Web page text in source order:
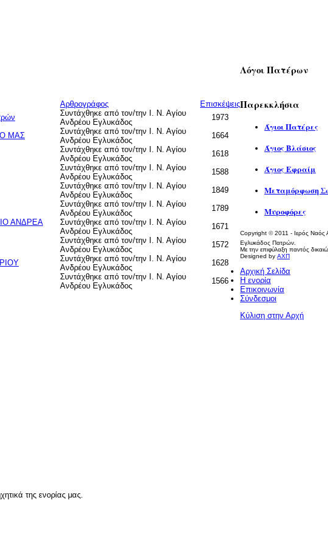
Αρθρογράφος
Επισκέψεις
Συντάχθηκε από τον/την Ι. Ν. Αγίου
Ανδρέου Εγλυκάδος
1973
ΜΑΣ
Συντάχθηκε από τον/την Ι. Ν. Αγίου
Ανδρέου Εγλυκάδος
1664
Συντάχθηκε από τον/την Ι. Ν. Αγίου
Ανδρέου Εγλυκάδος
1618
Συντάχθηκε από τον/την Ι. Ν. Αγίου
Ανδρέου Εγλυκάδος
1588
Συντάχθηκε από τον/την Ι. Ν. Αγίου
Ανδρέου Εγλυκάδος
1849
Συντάχθηκε από τον/την Ι. Ν. Αγίου
Ανδρέου Εγλυκάδος
1789
ΑΝΔΡΕΑ
Συντάχθηκε από τον/την Ι. Ν. Αγίου
Ανδρέου Εγλυκάδος
1671
Συντάχθηκε από τον/την Ι. Ν. Αγίου
Ανδρέου Εγλυκάδος
1572
Συντάχθηκε από τον/την Ι. Ν. Αγίου
Ανδρέου Εγλυκάδος
1628
Συντάχθηκε από τον/την Ι. Ν. Αγίου
Ανδρέου Εγλυκάδος
1566
της ενορίας μας.
Λόγοι Πατέρων
Παρεκκλήσια
Άγιοι Πατέρες
Άγιος Βλάσιος
Άγιος Εφραίμ
Μεταμόρφωση
Μυροφόρες
Copyright ©2011 - Ιερός Ναός
Εγλυκάδος Πατρών.
Με την επιφύλαξη παντός
Designed by ΑΧΠ
Αρχική Σελίδα
Η ενορία
Επικοινωνία
Σύνδεσμοι
Κύλιση στην Αρχή